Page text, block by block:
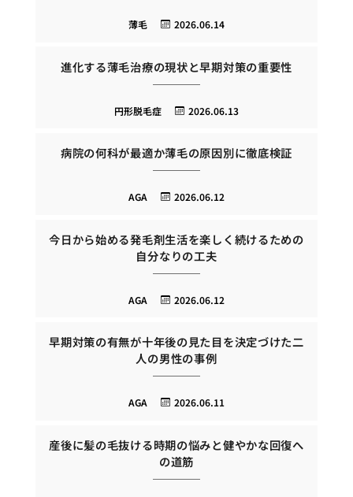
2026.06.14
薄毛
進化する薄毛治療の現状と早期対策の重要性
2026.06.13
円形脱毛症
病院の何科が最適か薄毛の原因別に徹底検証
2026.06.12
AGA
今日から始める発毛剤生活を楽しく続けるための
自分なりの工夫
2026.06.12
AGA
早期対策の有無が十年後の見た目を決定づけた二
人の男性の事例
2026.06.11
AGA
産後に髪の毛抜ける時期の悩みと健やかな回復へ
の道筋